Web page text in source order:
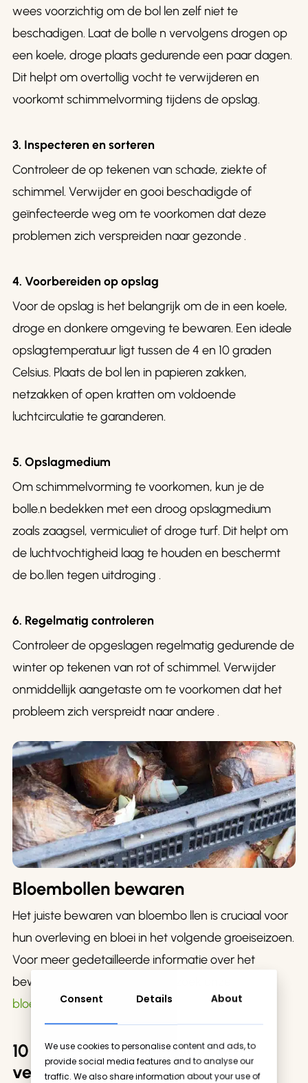
Consent Details About
We use cookies to personalise content and ads, to
provide social media features and to analyse our
traffic. We also share information about your use of
wees voorzichtig om de bol len zelf niet te
beschadigen. Laat de bolle n vervolgens drogen op
een koele, droge plaats gedurende een paar dagen.
Dit helpt om overtollig vocht te verwijderen en
voorkomt schimmelvorming tijdens de opslag.
3. Inspecteren en sorteren
Controleer de op tekenen van schade, ziekte of
schimmel. Verwijder en gooi beschadigde of
geïnfecteerde weg om te voorkomen dat deze
problemen zich verspreiden naar gezonde .
4. Voorbereiden op opslag
Voor de opslag is het belangrijk om de in een koele,
droge en donkere omgeving te bewaren. Een ideale
opslagtemperatuur ligt tussen de 4 en 10 graden
Celsius. Plaats de bol len in papieren zakken,
netzakken of open kratten om voldoende
luchtcirculatie te garanderen.
5. Opslagmedium
Om schimmelvorming te voorkomen, kun je de
bolle.n bedekken met een droog opslagmedium
zoals zaagsel, vermiculiet of droge turf. Dit helpt om
de luchtvochtigheid laag te houden en beschermt
de bo.llen tegen uitdroging .
6. Regelmatig controleren
Controleer de opgeslagen regelmatig gedurende de
winter op tekenen van rot of schimmel. Verwijder
onmiddellijk aangetaste om te voorkomen dat het
probleem zich verspreidt naar andere .
Bloembollen bewaren
Het juiste bewaren van bloembo llen is cruciaal voor
hun overleving en bloei in het volgende groeiseizoen.
Voor meer gedetailleerde informatie over het
bewaren van bloemboll.en, bezoek onze
bloembollen bewaren
pagina .
10 belangrijke bloembol
verzorgingstips